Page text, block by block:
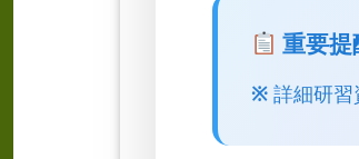
重要提
※詳細研習